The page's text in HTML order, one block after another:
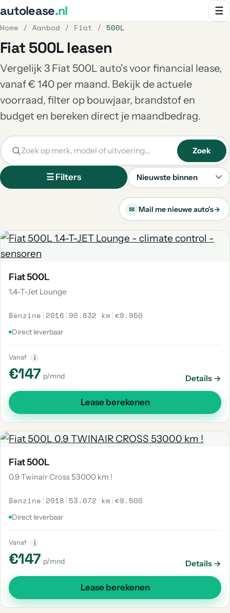
autolease.nl ☰
Home / Aanbod / Fiat / 500L
Fiat 500L leasen
Vergelijk 3 Fiat 500L auto's voor financial lease,
vanaf € 140 per maand. Bekijk de actuele
voorraad, filter op bouwjaar, brandstof en
budget en bereken direct je maandbedrag.
☰ Filters
Sorteren
Zoek
✉ Mail me nieuwe auto's→
Fiat 500L
1.4-T-Jet Lounge
Benzine | 2016 | 90.832 km |€9.950
Direct leverbaar
Vanaf i
€147 p/mnd Details →
Lease berekenen
Fiat 500L
0.9 Twinair Cross 53000 km !
Benzine | 2018 | 53.072 km |€9.500
Direct leverbaar
Vanaf i
€147 p/mnd Details →
Lease berekenen